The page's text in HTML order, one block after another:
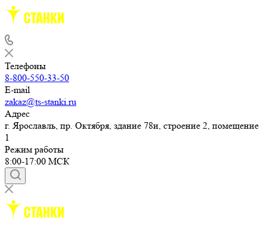
Телефоны
8-800-550-33-50
E-mail
zakaz@ts-stanki.ru
Адрес
г. Ярославль, пр. Октября, здание 78и, строение 2, помещение
1
Режим работы
8:00-17:00 МСК